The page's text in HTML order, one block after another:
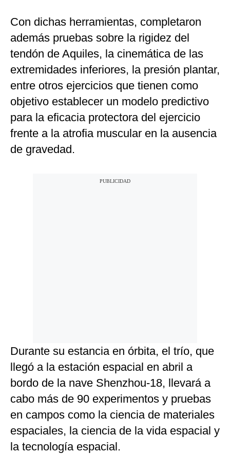
Con dichas herramientas, completaron
además pruebas sobre la rigidez del
tendón de Aquiles, la cinemática de las
extremidades inferiores, la presión plantar,
entre otros ejercicios que tienen como
objetivo establecer un modelo predictivo
para la eficacia protectora del ejercicio
frente a la atrofia muscular en la ausencia
de gravedad.
Durante su estancia en órbita, el trío, que
llegó a la estación espacial en abril a
bordo de la nave Shenzhou-18, llevará a
cabo más de 90 experimentos y pruebas
en campos como la ciencia de materiales
espaciales, la ciencia de la vida espacial y
la tecnología espacial.